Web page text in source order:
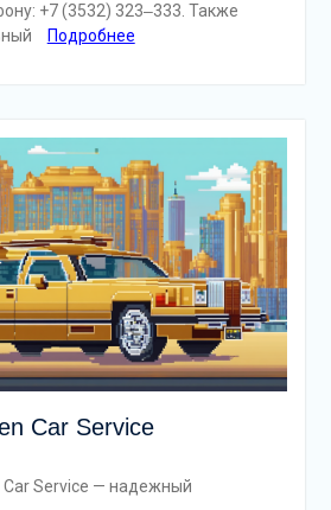
+7 (3532) 323‒333. Также
Подробнее
Car Service
Car Service — надежный